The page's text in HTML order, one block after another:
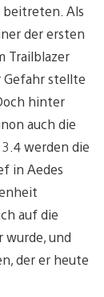
beitreten. Als
der ersten
Trailblazer
stellte
hinter
auch die
werden die
in Aedes
auf die
wurde, und
der er heute